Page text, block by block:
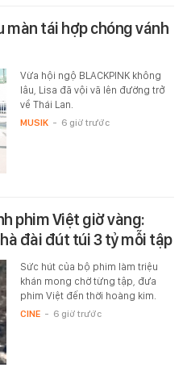
màn tái hợp chóng vánh
Vừa hội ngộ BLACKPINK không
lâu, Lisa đã vội vã lên đường trở
về Thái Lan.
MUSIK - 6 giờ trước
phim Việt giờ vàng:
đài đút túi 3 tỷ mỗi tập
Sức hút của bộ phim làm triệu
khán mong chờ từng tập, đưa
phim Việt đến thời hoàng kim.
CINE - 6 giờ trước